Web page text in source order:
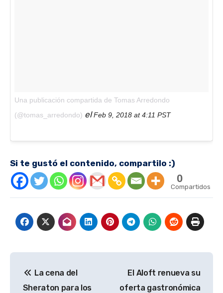
Una publicación compartida de Tomas Arredondo
(@tomas_arredondo) elFeb 9, 2018 at 4:11 PST
Si te gustó el contenido, compartilo :)
0
Compartidos
de
La cena del
Sheraton para los
El Aloft renueva su
oferta gastronómica